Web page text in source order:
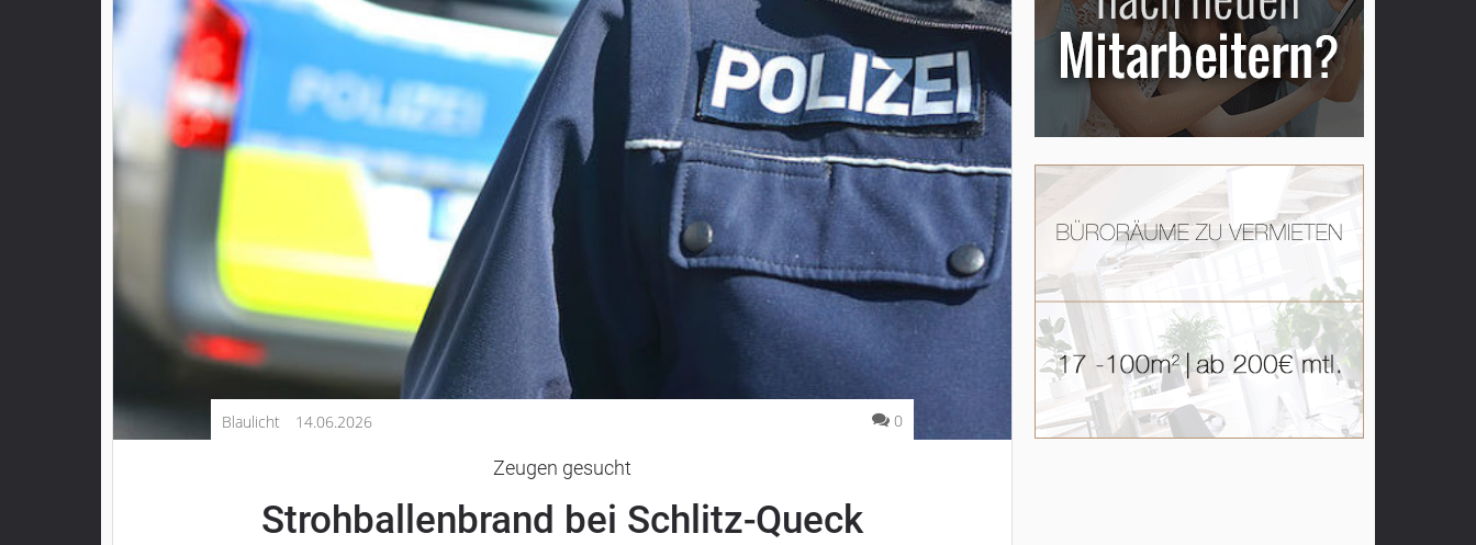
Kultur
Wirtschaft
Vogelsberg
Romrod
Schotten
Antrifttal
Feldatal
Blaulicht 14.06.2026 0
Zeugen gesucht
Strohballenbrand bei Schlitz-Queck